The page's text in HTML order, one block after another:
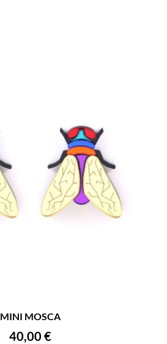
MINI MOSCA
40,00 €